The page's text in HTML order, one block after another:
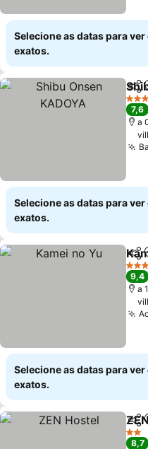
Selecione as datas para
exatos.
3
7,6
a
Selecione as datas para
exatos.
3
9,4
a
Selecione as datas para
exatos.
2
8,7